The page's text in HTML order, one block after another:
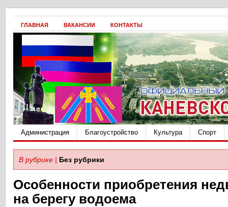
ГЛАВНАЯ ВАКАНСИИ КОНТАКТЫ
Администрация Благоустройство Культура Спорт
В рубрике | Без рубрики
Особенности приобретения
на берегу водоема